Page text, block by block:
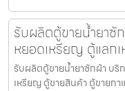
รับผลิตตู้ขายน้ำยาซั
หยอดเหรียญ ตู้แลก
รับผลิตตู้ขายน้ำยาซักผ้า บริ
เหรียญ ตู้ขายสินค้า ตู้ขายก